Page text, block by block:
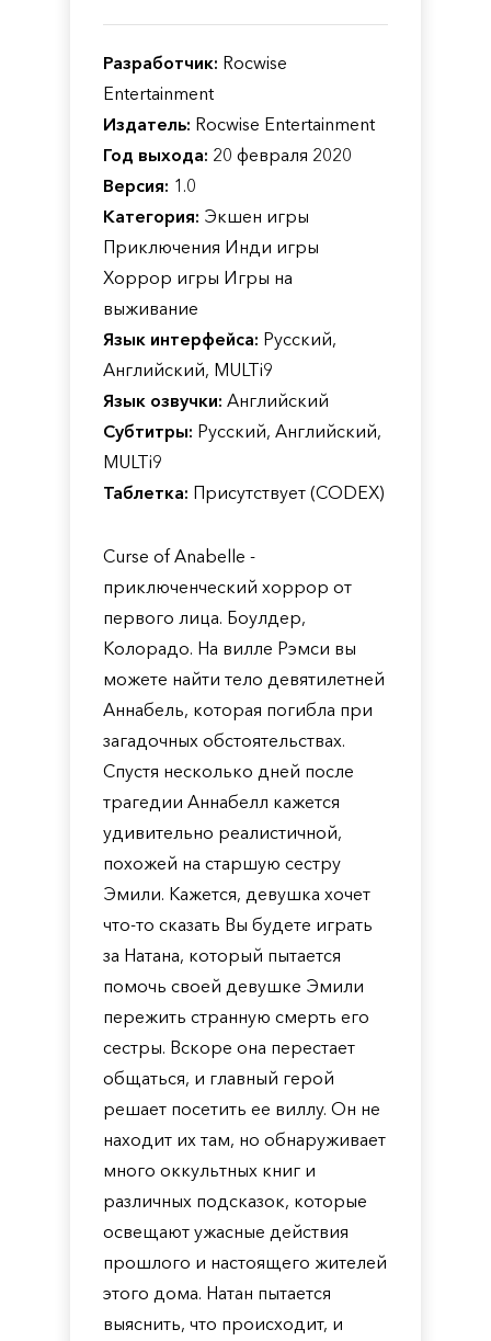
Разработчик: Rocwise
Entertainment
Издатель: Rocwise Entertainment
Год выхода: 20 февраля 2020
Версия: 1.0
Категория: Экшен игры
Приключения Инди игры
Хоррор игры Игры на
выживание
Язык интерфейса: Русский,
Английский, MULTi9
Язык озвучки: Английский
Субтитры: Русский, Английский,
MULTi9
Таблетка: Присутствует (CODEX)
Curse of Anabelle -
приключенческий хоррор от
первого лица. Боулдер,
Колорадо. На вилле Рэмси вы
можете найти тело девятилетней
Аннабель, которая погибла при
загадочных обстоятельствах.
Спустя несколько дней после
трагедии Аннабелл кажется
удивительно реалистичной,
похожей на старшую сестру
Эмили. Кажется, девушка хочет
что-то сказать Вы будете играть
за Натана, который пытается
помочь своей девушке Эмили
пережить странную смерть его
сестры. Вскоре она перестает
общаться, и главный герой
решает посетить ее виллу. Он не
находит их там, но обнаруживает
много оккультных книг и
различных подсказок, которые
освещают ужасные действия
прошлого и настоящего жителей
этого дома. Натан пытается
выяснить, что происходит, и